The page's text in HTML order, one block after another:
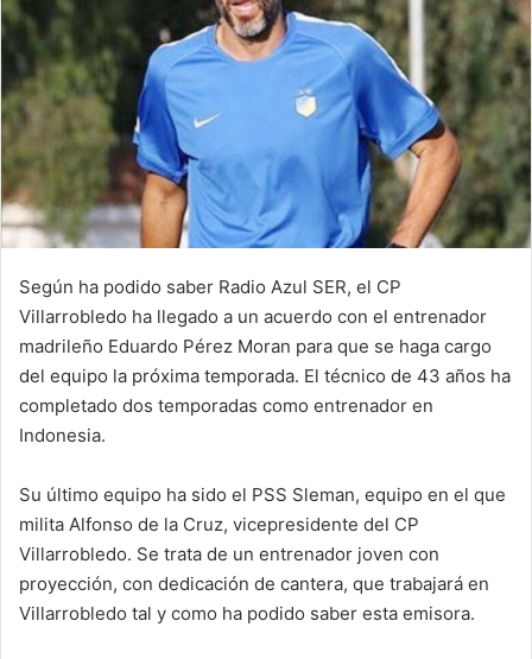
Según ha podido saber Radio Azul SER, el CP
Villarrobledo ha llegado a un acuerdo con el entrenador
madrileño Eduardo Pérez Moran para que se haga cargo
del equipo la próxima temporada. El técnico de 43 años ha
completado dos temporadas como entrenador en
Indonesia.
Su último equipo ha sido el PSS Sleman, equipo en el que
milita Alfonso de la Cruz, vicepresidente del CP
Villarrobledo. Se trata de un entrenador joven con
proyección, con dedicación de cantera, que trabajará en
Villarrobledo tal y como ha podido saber esta emisora.